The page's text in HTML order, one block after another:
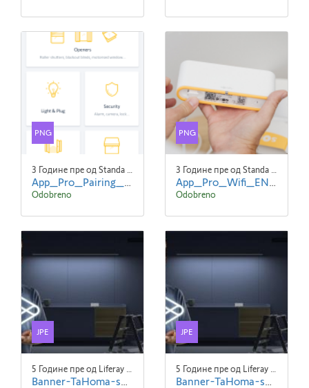
PNG
3 Године пре од Standa Blaha
App_Pro_Pairing_Expert_EN_screen2.png
Odobreno
PNG
3 Године пре од Standa Blaha
App_Pro_Wifi_EN_screen1.png
Odobreno
JPE
5 Године пре од Liferay Admin Liferay Admin
Banner-TaHoma-suitev2 (1).jpeg
JPE
5 Године пре од Liferay Admin Liferay Admin
Banner-TaHoma-suitev2.jpeg